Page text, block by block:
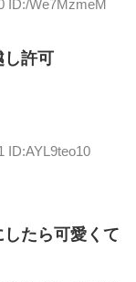
ID:/We7MzmeM
し許可
ID:AYL9teo10
たら可愛くて